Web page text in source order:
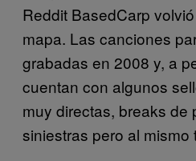
Reddit BasedCarp
mapa. Las canciones
grabadas en 2008 y, a
cuentan con algunos
muy directas, breaks de
siniestras pero al